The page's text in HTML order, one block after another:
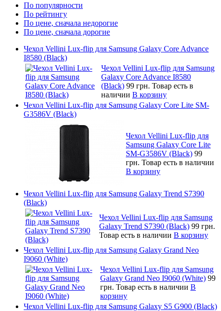
По популярности
По рейтингу
По цене, сначала недорогие
По цене, сначала дорогие
Чехол Vellini Lux-flip для Samsung Galaxy Core Advance
I8580 (Black)
Чехол Vellini Lux-flip для Samsung
Galaxy Core Advance I8580
(Black) 99 грн. Товар есть в
наличии В корзину
Чехол Vellini Lux-flip для Samsung Galaxy Core Lite SM-
G3586V (Black)
Чехол Vellini Lux-flip для
Samsung Galaxy Core Lite
SM-G3586V (Black) 99
грн. Товар есть в наличии
В корзину
Чехол Vellini Lux-flip для Samsung Galaxy Trend S7390
(Black)
Чехол Vellini Lux-flip для Samsung
Galaxy Trend S7390 (Black) 99 грн.
Товар есть в наличии В корзину
Чехол Vellini Lux-flip для Samsung Galaxy Grand Neo
I9060 (White)
Чехол Vellini Lux-flip для Samsung
Galaxy Grand Neo I9060 (White) 99
грн. Товар есть в наличии В
корзину
Чехол Vellini Lux-flip для Samsung Galaxy S5 G900 (Black)